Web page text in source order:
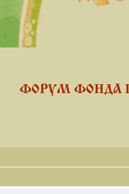
ФОРУМ ФОНДА